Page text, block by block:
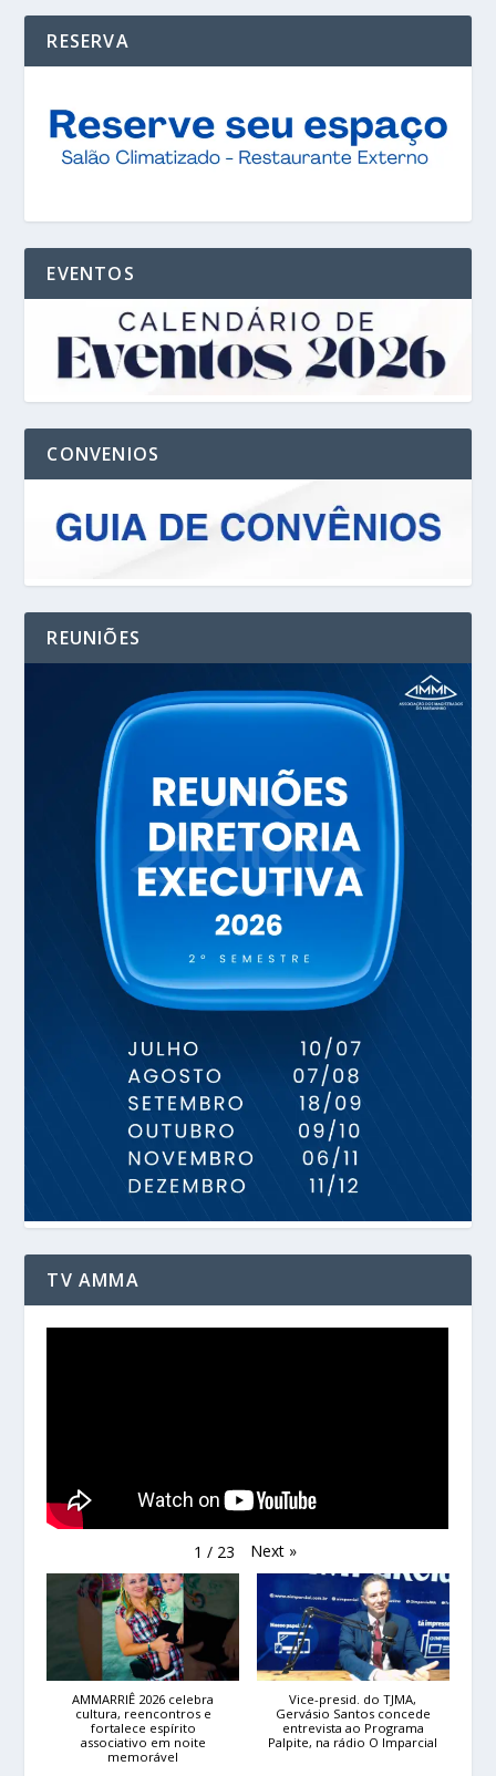
RESERVA
EVENTOS
CONVENIOS
REUNIÕES
TV AMMA
1 / 23 Next »
AMMARRIÊ 2026 celebra
cultura, reencontros e
fortalece espírito
associativo em noite
memorável
Vice-presid. do TJMA,
Gervásio Santos concede
entrevista ao Programa
Palpite, na rádio O Imparcial